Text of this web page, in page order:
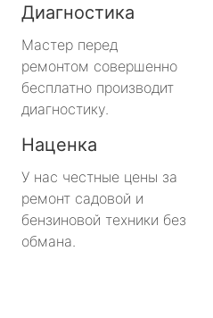
Диагностика
Мастер перед
ремонтом совершенно
бесплатно производит
диагностику.
Наценка
У нас честные цены за
ремонт садовой и
бензиновой техники без
обмана.